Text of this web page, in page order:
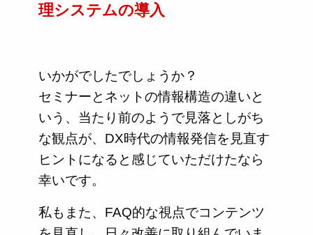
理システムの導入
いかがでしたでしょうか？
セミナーとネットの情報構造の違いと
いう、当たり前のようで見落としがち
な観点が、DX時代の情報発信を見直す
ヒントになると感じていただけたなら
幸いです。
私もまた、FAQ的な視点でコンテンツ